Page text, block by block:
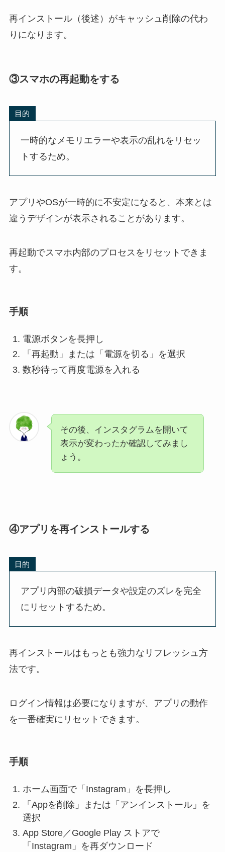
再インストール（後述）がキャッシュ削除の代わ
りになります。
③スマホの再起動をする
目的
一時的なメモリエラーや表示の乱れをリセッ
トするため。
アプリやOSが一時的に不安定になると、 本来とは
違うデザインが表示される ことがあります。
再起動でスマホ内部のプロセスをリセットできま
す。
手順
電源ボタンを長押し
「再起動」または「電源を切る」を選択
数秒待って再度電源を入れる
その後、インスタグラムを開いて
表示が変わったか確認してみまし
ょう。
④アプリを再インストールする
目的
アプリ内部の破損データや設定のズレを完全
にリセットするため。
再インストールは もっとも強力なリフレッシュ方
法です。
ログイン情報は必要になりますが、アプリの動作
を一番確実にリセットできます。
手順
ホーム画面で「Instagram」を長押し
「Appを削除」または「アンインストール」を
選択
App Store／Google Play ストアで
「Instagram」を再ダウンロード